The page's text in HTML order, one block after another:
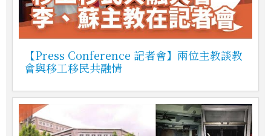
【Press Conference 記者會】兩位主教談教
會與移工移民共融情